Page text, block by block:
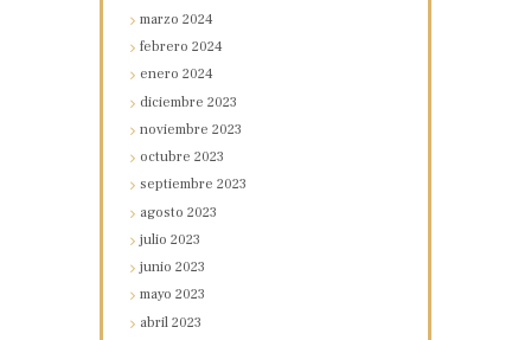
marzo2024
febrero2024
enero2024
diciembre2023
noviembre2023
octubre2023
septiembre2023
agosto2023
julio2023
junio2023
mayo2023
abril2023